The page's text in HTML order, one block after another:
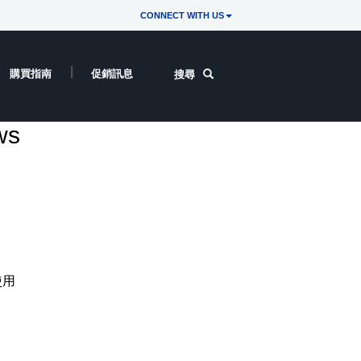
CONNECT WITH US
購買指南 促銷訊息 搜尋